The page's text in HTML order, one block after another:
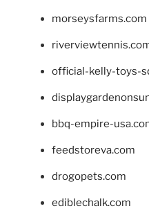
morseysfarms.com
official-kelly-toys-
bbq-empire-
feedstoreva.com
drogopets.com
ediblechalk.com